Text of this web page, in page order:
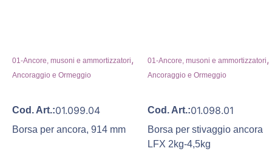
01-Ancore, musoni e ammortizzatori,
Ancoraggio e Ormeggio
Cod. Art.:01.099.04
Borsa per ancora, 914 mm
01-Ancore, musoni e ammortizzatori,
Ancoraggio e Ormeggio
Cod. Art.:01.098.01
Borsa per stivaggio ancora
LFX 2kg-4,5kg